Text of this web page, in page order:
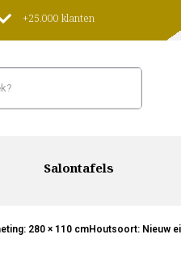
+25.000 klanten
Salontafels
280 × 110 cmHoutsoort: